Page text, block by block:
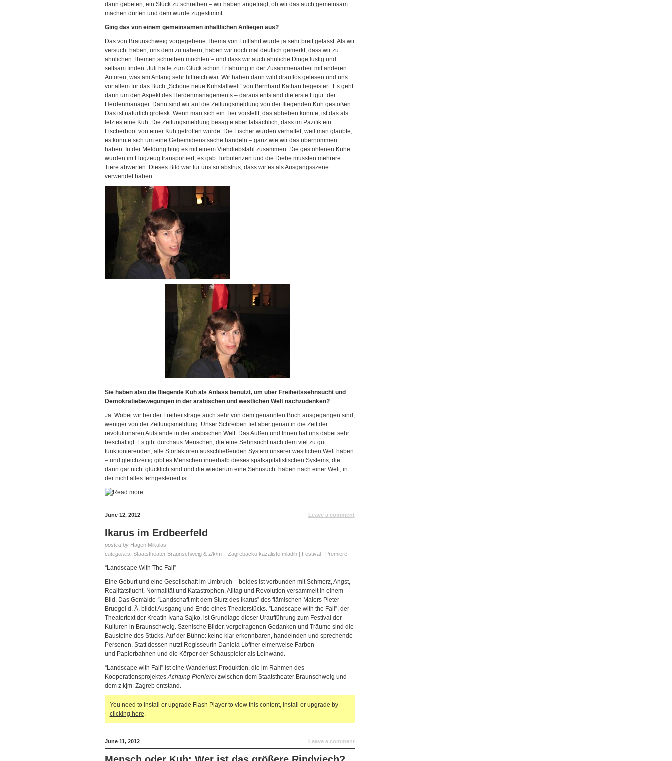
dann gebeten, ein Stück zu schreiben – wir haben angefragt, ob wir das auch gemeinsam
machen dürfen und dem wurde zugestimmt.
Ging das von einem gemeinsamen inhaltlichen Anliegen aus?
Das von Braunschweig vorgegebene Thema von Luftfahrt wurde ja sehr breit gefasst. Als wir
versucht haben, uns dem zu nähern, haben wir noch mal deutlich gemerkt, dass wir zu
ähnlichen Themen schreiben möchten – und dass wir auch ähnliche Dinge lustig und
seltsam finden. Juli hatte zum Glück schon Erfahrung in der Zusammenarbeit mit anderen
Autoren, was am Anfang sehr hilfreich war. Wir haben dann wild drauflos gelesen und uns
vor allem für das Buch „Schöne neue Kuhstallwelt“ von Bernhard Kathan begeistert. Es geht
darin um den Aspekt des Herdenmanagements – daraus entstand die erste Figur: der
Herdenmanager. Dann sind wir auf die Zeitungsmeldung von der fliegenden Kuh gestoßen.
Das ist natürlich grotesk: Wenn man sich ein Tier vorstellt, das abheben könnte, ist das als
letztes eine Kuh. Die Zeitungsmeldung besagte aber tatsächlich, dass im Pazifik ein
Fischerboot von einer Kuh getroffen wurde. Die Fischer wurden verhaftet, weil man glaubte,
es könnte sich um eine Geheimdienstsache handeln – ganz wie wir das übernommen
haben. In der Meldung hing es mit einem Viehdiebstahl zusammen: Die gestohlenen Kühe
wurden im Flugzeug transportiert, es gab Turbulenzen und die Diebe mussten mehrere
Tiere abwerfen. Dieses Bild war für uns so abstrus, dass wir es als Ausgangsszene
verwendet haben.
Sie haben also die fliegende Kuh als Anlass benutzt, um über Freiheitssehnsucht und
Demokratiebewegungen in der arabischen und westlichen Welt nachzudenken?
Ja. Wobei wir bei der Freiheitsfrage auch sehr von dem genannten Buch ausgegangen sind,
weniger von der Zeitungsmeldung. Unser Schreiben fiel aber genau in die Zeit der
revolutionären Aufstände in der arabischen Welt. Das Außen und Innen hat uns dabei sehr
beschäftigt: Es gibt durchaus Menschen, die eine Sehnsucht nach dem viel zu gut
funktionierenden, alle Störfaktoren ausschließenden System unserer westlichen Welt haben
– und gleichzeitig gibt es Menschen innerhalb dieses spätkapitalistischen Systems, die
darin gar nicht glücklich sind und die wiederum eine Sehnsucht haben nach einer Welt, in
der nicht alles ferngesteuert ist.
June 12, 2012 Leave a comment
Ikarus im Erdbeerfeld
posted by Hagen Mikulas
categories: Staatstheater Braunschweig & z/k/m – Zagrebacko kazaliste mladih| Festival| Premiere
“Landscape With The Fall”
Eine Geburt und eine Gesellschaft im Umbruch – beides ist verbunden mit Schmerz, Angst,
Realitätsflucht. Normalität und Katastrophen, Alltag und Revolution versammelt in einem
Bild. Das Gemälde “Landschaft mit dem Sturz des Ikarus” des flämischen Malers Pieter
Bruegel d. Ä. bildet Ausgang und Ende eines Theaterstücks. ”Landscape with the Fall”, der
Theatertext der Kroatin Ivana Sajko, ist Grundlage dieser Uraufführung zum Festival der
Kulturen in Braunschweig. Szenische Bilder, vorgetragenen Gedanken und Träume sind die
Bausteine des Stücks. Auf der Bühne: keine klar erkennbaren, handelnden und sprechende
Personen. Statt dessen nutzt Regisseurin Daniela Löffner eimerweise Farben
und Papierbahnen und die Körper der Schauspieler als Leinwand.
“Landscape with Fall” ist eine Wanderlust-Produktion, die im Rahmen des
KooperationsprojektesAchtung Pioniere!zwischen dem Staatstheater Braunschweig und
dem z|k|m| Zagreb entstand.
You need to install or upgrade Flash Player to view this content, install or upgrade by
clicking here.
June 11, 2012 Leave a comment